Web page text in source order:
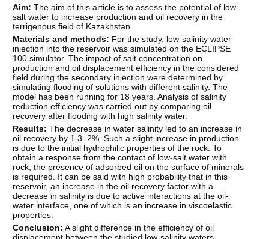
Aim: The aim of this article is to assess the potential of low-
salt water to increase production and oil recovery in the
terrigenous field of Kazakhstan.
Materials and methods: For the study, low-salinity water
injection into the reservoir was simulated on the ECLIPSE
100 simulator. The impact of salt concentration on
production and oil displacement efficiency in the considered
field during the secondary injection were determined by
simulating flooding of solutions with different salinity. The
model has been running for 18 years. Analysis of salinity
reduction efficiency was carried out by comparing oil
recovery after flooding with high salinity water.
Results: The decrease in water salinity led to an increase in
oil recovery by 1.3–2%. Such a slight increase in production
is due to the initial hydrophilic properties of the rock. To
obtain a response from the contact of low-salt water with
rock, the presence of adsorbed oil on the surface of minerals
is required. It can be said with high probability that in this
reservoir, an increase in the oil recovery factor with a
decrease in salinity is due to active interactions at the oil-
water interface, one of which is an increase in viscoelastic
properties.
Conclusion: A slight difference in the efficiency of oil
displacement between the studied low-salinity waters